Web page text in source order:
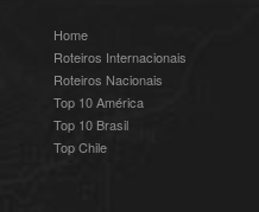
Home
Roteiros Internacionais
Roteiros Nacionais
Top 10 América
Top 10 Brasil
Top Chile